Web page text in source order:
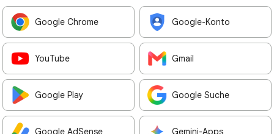
Google Chrome Google-Konto
YouTube Gmail
Google Play Google Suche
Google AdSense Gemini-Apps